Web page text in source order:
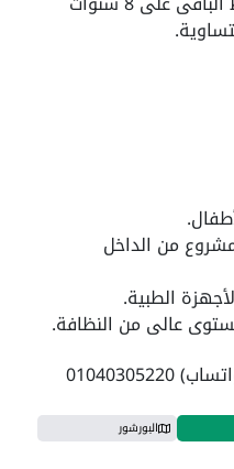
من الداخل
الطبية.
عالى من النظافة.
البورشور